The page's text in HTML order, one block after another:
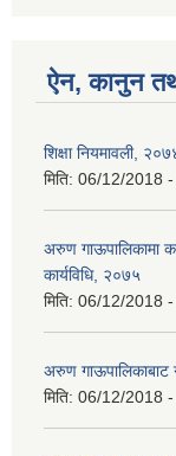
ऐन, कानुन
शिक्षा नियमावली,
मिति: 06/12/2018
अरुण गाऊपालिकामा
कार्यविधि, २०७५
मिति: 06/12/2018
अरुण गाऊपालिकाबाट
मिति: 06/12/2018